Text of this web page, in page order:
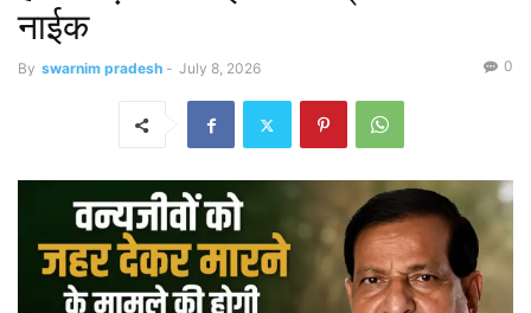
नाईक
By swarnim pradesh - July 8, 2026 0